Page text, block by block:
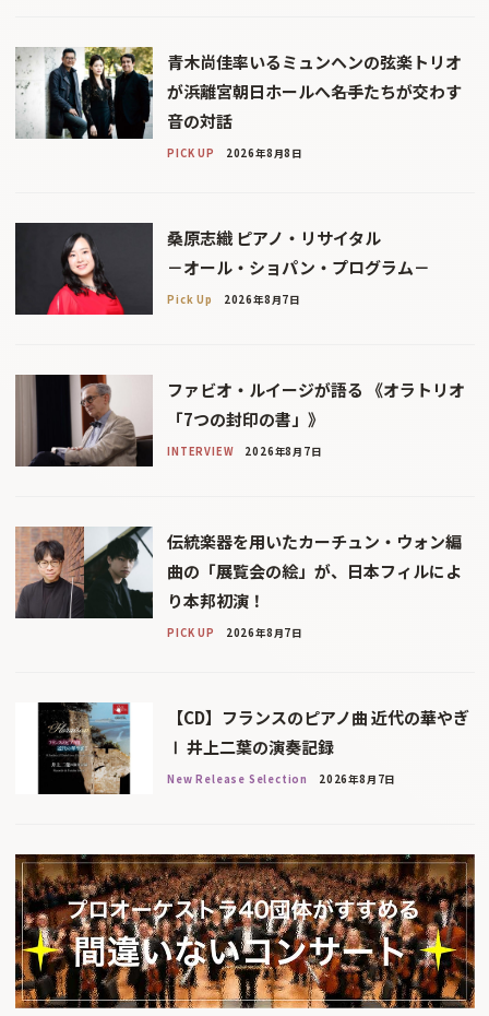
青木尚佳率いるミュンヘンの弦楽トリオ
が浜離宮朝日ホールへ――名手たちが交わす
音の対話
PICK UP 2026年8月8日
桑原志織 ピアノ・リサイタル
－オール・ショパン・プログラム－
Pick Up 2026年8月7日
ファビオ・ルイージが語る 《オラトリオ
「7つの封印の書」》
INTERVIEW 2026年8月7日
伝統楽器を用いたカーチュン・ウォン編
曲の「展覧会の絵」が、日本フィルによ
り本邦初演！
PICK UP 2026年8月7日
【CD】フランスのピアノ曲 近代の華やぎ
Ⅰ 井上二葉の演奏記録
New Release Selection 2026年8月7日